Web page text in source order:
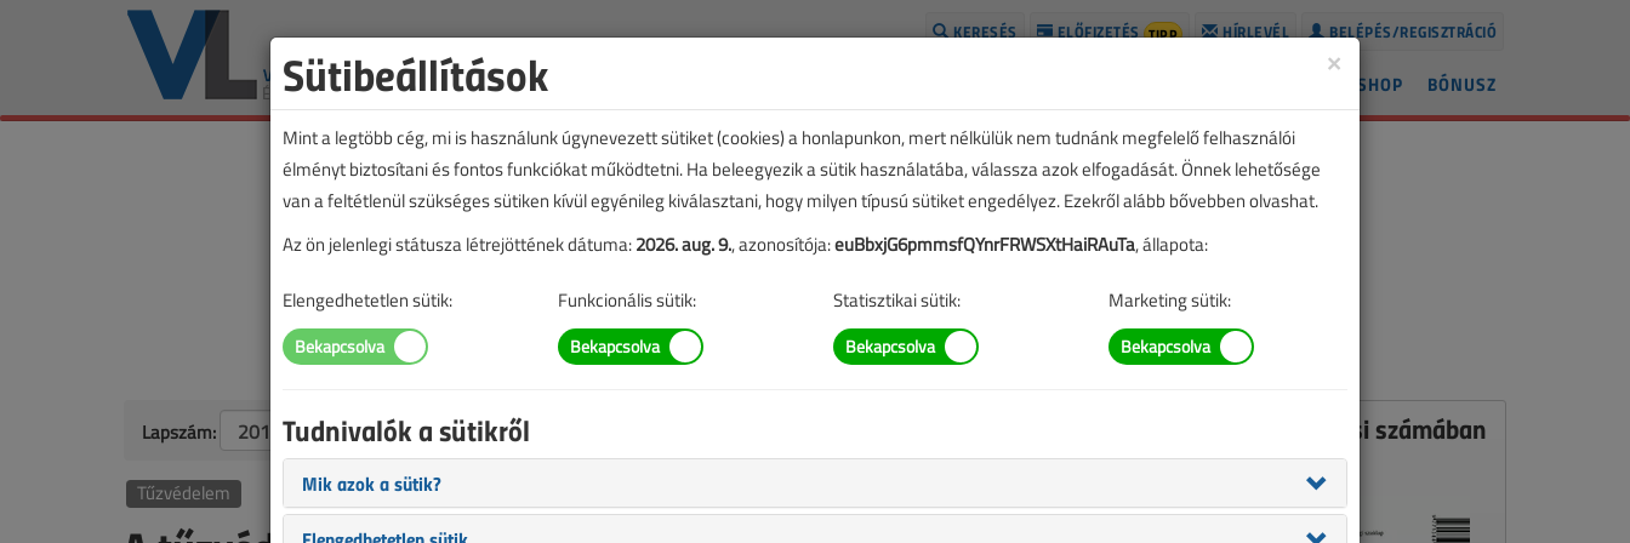
BELÉPÉS/REGISZTRÁCIÓ
HÍRLEVÉL
ELŐFIZETÉS TIPP
KERESÉS
BÓNUSZ
SHOP
Lapszám:
Tűzvédelem
Ez a cikk a VL 2015. áprilisi számában
jelent meg.
×
Sütibeállítások
Mint a legtöbb cég, mi is használunk úgynevezett sütiket (cookies) a honlapunkon, mert nélkülük nem tudnánk megfelelő felhasználói
élményt biztosítani és fontos funkciókat működtetni. Ha beleegyezik a sütik használatába, válassza azok elfogadását. Önnek lehetősége
van a feltétlenül szükséges sütiken kívül egyénileg kiválasztani, hogy milyen típusú sütiket engedélyez. Ezekről alább bővebben olvashat.
Az ön jelenlegi státusza létrejöttének dátuma:2026. aug. 9., azonosítója:euBbxjG6pmmsfQYnrFRWSXtHaiRAuTa, állapota:
Elengedhetetlen sütik: Funkcionális sütik: Statisztikai sütik: Marketing sütik:
Tudnivalók a sütikről
Mik azok a sütik?